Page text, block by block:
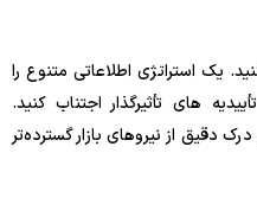
کنید. یک استراتژی اطلاعاتی متنوع را
های تأثیرگذار اجتناب کنید.
دقیق از نیروهای بازار گسترده‌تر